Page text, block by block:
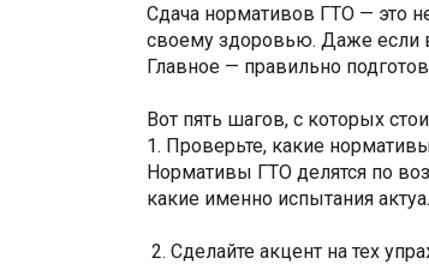
Сдача нормативов ГТО — это
своему здоровью. Даже если
Главное — правильно
Вот пять шагов, с которых
1. Проверьте, какие
Нормативы ГТО делятся по
какие именно испытания
2. Сделайте акцент на тех